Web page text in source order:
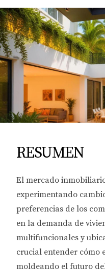
RESUMEN
El mercado
experimentando
preferencias de los
en la demanda de
multifuncionales y
crucial entender cómo
moldeando el futuro